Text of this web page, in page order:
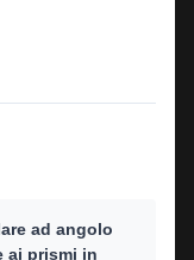
ad angolo
ai prismi in